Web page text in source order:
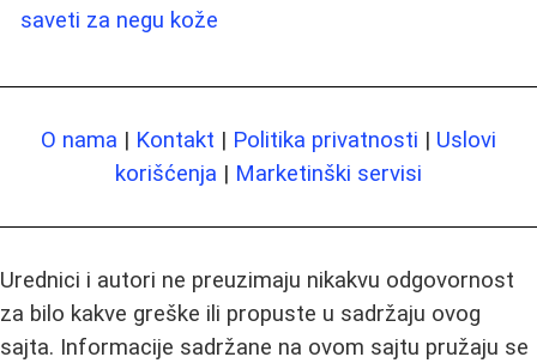
saveti za negu kože
O nama | Kontakt | Politika privatnosti | Uslovi
korišćenja | Marketinški servisi
Urednici i autori ne preuzimaju nikakvu odgovornost
za bilo kakve greške ili propuste u sadržaju ovog
sajta. Informacije sadržane na ovom sajtu pružaju se